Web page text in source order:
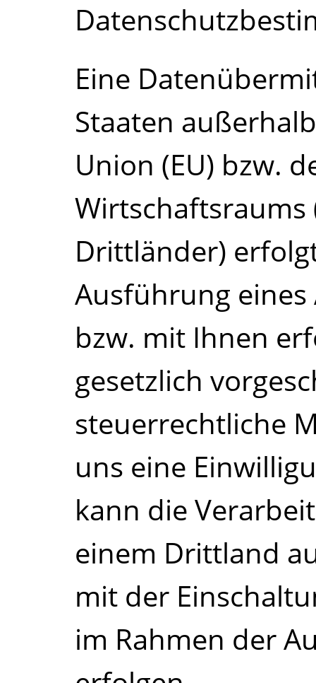
Eine
Staaten
Union (EU) bzw.
Wirtschaftsraums
Drittländer)
Ausführung
bzw. mit Ihnen
gesetzlich
steuerrechtliche
uns eine
kann die
einem Drittland
mit der
im Rahmen der